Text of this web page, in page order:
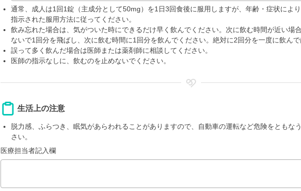
通常、成人は1回1錠（主成分として50mg）を1日3回食後に服用しますが、年齢・症状によ
指示された服用方法に従ってください。
飲み忘れた場合は、気がついた時にできるだけ早く飲んでください。次に飲む時間が近い場
ないで1回分を飛ばし、次に飲む時間に1回分を飲んでください。絶対に2回分を一度に飲んで
誤って多く飲んだ場合は医師または薬剤師に相談してください。
医師の指示なしに、飲むのを止めないでください。
生活上の注意
脱力感、ふらつき、眠気があらわれることがありますので、自動車の運転など危険をともな
さい。
医療担当者記入欄